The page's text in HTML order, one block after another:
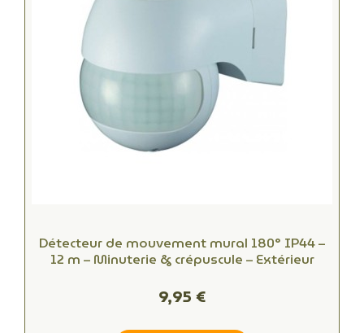
Détecteur de mouvement mural 180° IP44 –
12 m – Minuterie & crépuscule – Extérieur
9,95 €